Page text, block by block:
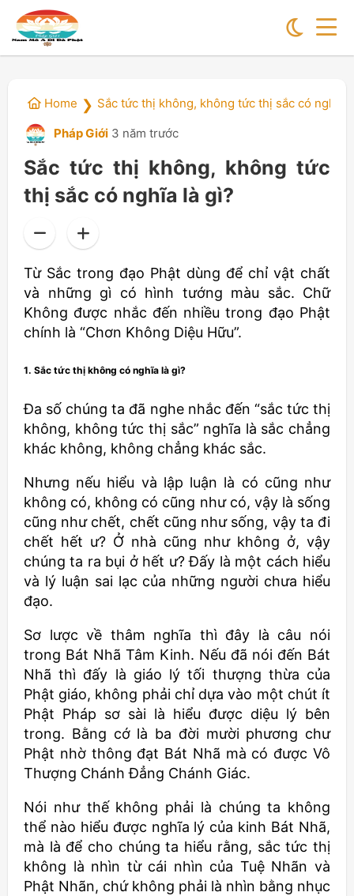
Home ❯ Sắc tức thị không, không tức thị sắc có nghĩa
Pháp Giới 3 năm trước
Sắc tức thị không, không tức
thị sắc có nghĩa là gì?
Từ Sắc trong đạo Phật dùng để chỉ vật chất
và những gì có hình tướng màu sắc. Chữ
Không được nhắc đến nhiều trong đạo Phật
chính là “Chơn Không Diệu Hữu”.
1. Sắc tức thị không có nghĩa là gì?
Đa số chúng ta đã nghe nhắc đến “sắc tức thị
không, không tức thị sắc” nghĩa là sắc chẳng
khác không, không chẳng khác sắc.
Nhưng nếu hiểu và lập luận là có cũng như
không có, không có cũng như có, vậy là sống
cũng như chết, chết cũng như sống, vậy ta đi
chết hết ư? Ở nhà cũng như không ở, vậy
chúng ta ra bụi ở hết ư? Đấy là một cách hiểu
và lý luận sai lạc của những người chưa hiểu
đạo.
Sơ lược về thâm nghĩa thì đây là câu nói
trong Bát Nhã Tâm Kinh. Nếu đã nói đến Bát
Nhã thì đấy là giáo lý tối thượng thừa của
Phật giáo, không phải chỉ dựa vào một chút ít
Phật Pháp sơ sài là hiểu được diệu lý bên
trong. Bằng cớ là ba đời mười phương chư
Phật nhờ thông đạt Bát Nhã mà có được Vô
Thượng Chánh Đẳng Chánh Giác.
Nói như thế không phải là chúng ta không
thể nào hiểu được nghĩa lý của kinh Bát Nhã,
mà là để cho chúng ta hiểu rằng, sắc tức thị
không là nhìn từ cái nhìn của Tuệ Nhãn và
Phật Nhãn, chứ không phải là nhìn bằng nhục